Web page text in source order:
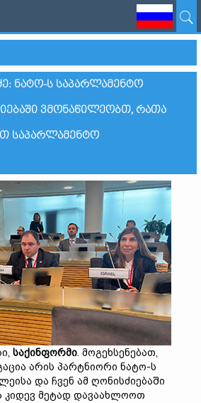
ᲜᲐᲢᲝ-Ს ᲡᲐᲞᲐᲠᲚᲐᲛᲔᲜᲢᲝ
ᲕᲛᲝᲜᲐᲬᲘᲚᲔᲝᲑᲗ, ᲠᲐᲗᲐ
ᲡᲐᲞᲐᲠᲚᲐᲛᲔᲜᲢᲝ
საქინფორმი. მოგეხსენებათ,
არის პარტნიორი ნატო-ს
და ჩვენ ამ ღონისძიებაში
კიდევ მეტად დავაახლოოთ